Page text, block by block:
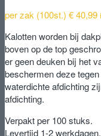
per zak (100st.) €40,99
Kalotten worden bij
boven op de top
er geen deuken bij het
beschermen deze
waterdichte afdichting
afdichting.
Verpakt per 100 stuks.
Levertijd 1-2 werkdagen.